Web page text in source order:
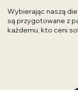
Wybierając naszą
są przygotowane z
każdemu, kto ceni